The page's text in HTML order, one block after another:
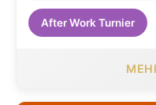
After Work Turnier